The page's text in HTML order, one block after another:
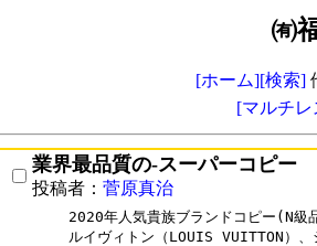
㈲
[ホーム][検索]
[マルチ
業界最品質の-スーパーコピー
投稿者： 菅原真治
2020年人気貴族ブランドコピー(N
ルイヴィトン（LOUIS VUITTON）